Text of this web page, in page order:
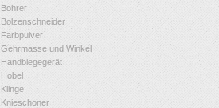
Bohrer
Bolzenschneider
Farbpulver
Gehrmasse und Winkel
Handbiegegerät
Hobel
Klinge
Knieschoner